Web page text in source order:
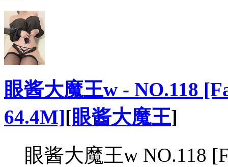
眼酱大魔王w - NO.118
64.4M][眼酱大魔王]
眼酱大魔王w NO.118